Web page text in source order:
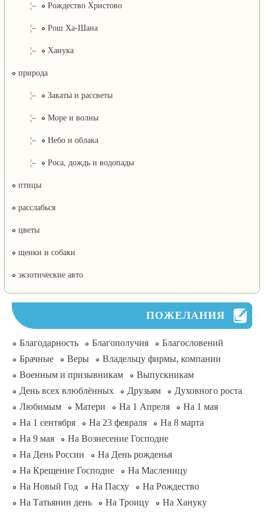
¦– Рождество Христово
¦– Рош Ха-Шана
¦– Ханука
природа
¦– Закаты и рассветы
¦– Море и волны
¦– Небо и облака
¦– Роса, дождь и водопады
птицы
расслабься
цветы
щенки и собаки
экзотические авто
ПОЖЕЛАНИЯ
Благодарность Благополучия
Благословений
Брачные
Веры
Владельцу фирмы, компании
Военным и призывникам
Выпускникам
День всех влюблённых
Друзьям
Духовного роста
Любимым
Матери На 1 Апреля
На 1 мая
На 1 сентября
На 23 февраля
На 8 марта
На 9 мая
На Вознесение Господне
На День России
На День рожденья
На Крещение Господне
На Масленицу
На Новый Год
На Пасху
На Рождество
На Татьянин день
На Троицу
На Хануку